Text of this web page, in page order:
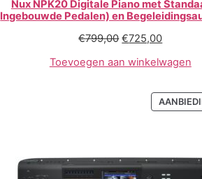
Nux NPK20 Digitale Piano met
Ingebouwde Pedalen) en
€799,00 €725,00
Toevoegen aan winkelwagen